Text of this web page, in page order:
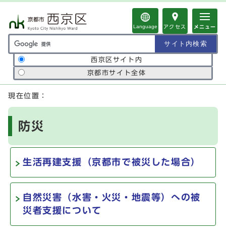
Language アクセス メニュー
サイト内検索の範囲
西京区サイト内
京都市サイト全体
ここから本文です
現在位置：
防災
生活再建支援（京都市で被災した場合）
自然災害（水害・火災・地震等）への被
災者支援について